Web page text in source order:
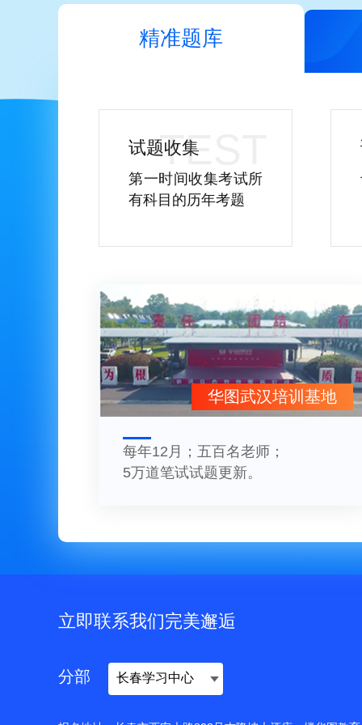
精准题库
试题收集
第一时间收集考试所
有科目的历年考题
华图武汉培训基地
每年12月；五百名老师；
5万道笔试试题更新。
立即联系我们完美邂逅
分部